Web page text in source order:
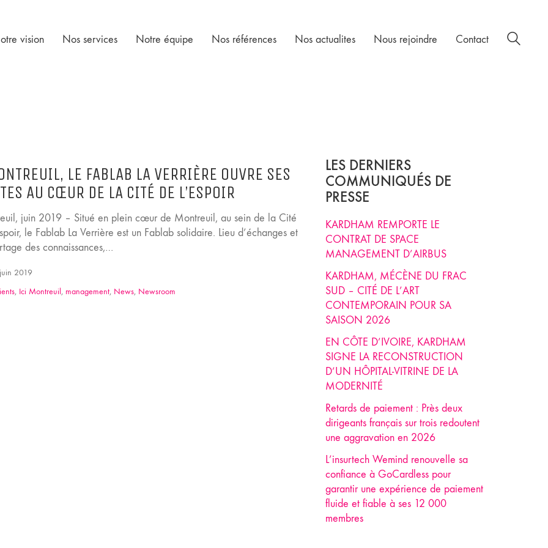
vision Nos services Notre équipe Nos références Nos actualites Nous rejoindre Contact
LE FABLAB LA VERRIÈRE OUVRE SES
AU CŒUR DE LA CITÉ DE L’ESPOIR
juin 2019 – Situé en plein cœur de Montreuil, au sein de la Cité
le Fablab La Verrière est un Fablab solidaire. Lieu d’échanges et
des connaissances,…
2019
, Ici Montreuil, management, News, Newsroom
LES DERNIERS
COMMUNIQUÉS DE
PRESSE
KARDHAM REMPORTE LE
CONTRAT DE SPACE
MANAGEMENT D’AIRBUS
KARDHAM, MÉCÈNE DU FRAC
SUD – CITÉ DE L’ART
CONTEMPORAIN POUR SA
SAISON 2026
EN CÔTE D’IVOIRE, KARDHAM
SIGNE LA RECONSTRUCTION
D’UN HÔPITAL-VITRINE DE LA
MODERNITÉ
Retards de paiement : Près deux
dirigeants français sur trois redoutent
une aggravation en 2026
L’insurtech Wemind renouvelle sa
confiance à GoCardless pour
garantir une expérience de paiement
fluide et fiable à ses 12 000
membres